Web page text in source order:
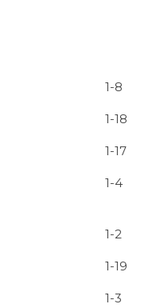
1-8
1-18
1-17
1-4
1-2
1-19
1-3